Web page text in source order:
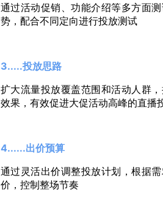
通过活动促销、功能介绍等多方面
势，配合不同定向进行投放测试
3.....投放思路
扩大流量投放覆盖范围和活动人群
效果，有效促进大促活动高峰的直播
4......出价预算
通过灵活出价调整投放计划，根据
价，控制整场节奏